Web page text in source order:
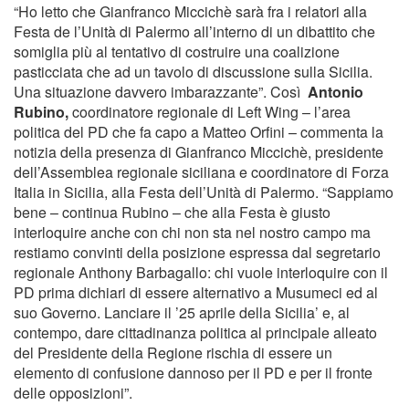
“Ho letto che Gianfranco Miccichè sarà fra i relatori alla
Festa de l’Unità di Palermo all’interno di un dibattito che
somiglia più al tentativo di costruire una coalizione
pasticciata che ad un tavolo di discussione sulla Sicilia.
Una situazione davvero imbarazzante”. Così Antonio
Rubino,coordinatore regionale di Left Wing – l’area
politica del PD che fa capo a Matteo Orfini – commenta la
notizia della presenza di Gianfranco Miccichè, presidente
dell’Assemblea regionale siciliana e coordinatore di Forza
Italia in Sicilia, alla Festa dell’Unità di Palermo. “Sappiamo
bene – continua Rubino – che alla Festa è giusto
interloquire anche con chi non sta nel nostro campo ma
restiamo convinti della posizione espressa dal segretario
regionale Anthony Barbagallo: chi vuole interloquire con il
PD prima dichiari di essere alternativo a Musumeci ed al
suo Governo. Lanciare il ’25 aprile della Sicilia’ e, al
contempo, dare cittadinanza politica al principale alleato
del Presidente della Regione rischia di essere un
elemento di confusione dannoso per il PD e per il fronte
delle opposizioni”.